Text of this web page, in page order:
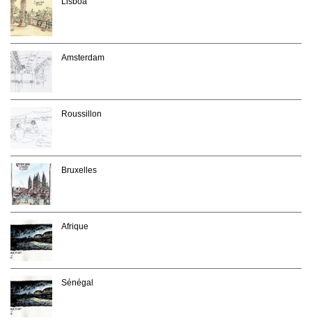
Amsterdam
Roussillon
Bruxelles
Afrique
Sénégal